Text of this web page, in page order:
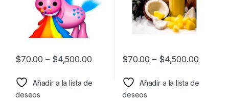
$70.00 – $4,500.00
Añadir a la lista de
deseos
$70.00 – $4,500.00
Añadir a la lista de
deseos